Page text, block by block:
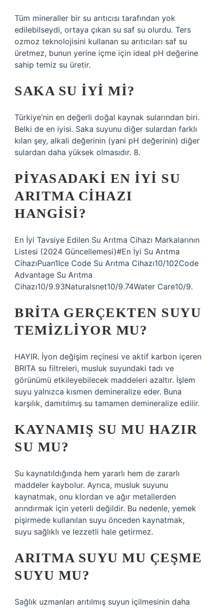
Tüm mineraller bir su arıtıcısı tarafından yok
edilebilseydi, ortaya çıkan su saf su olurdu. Ters
ozmoz teknolojisini kullanan su arıtıcıları saf su
üretmez, bunun yerine içme için ideal pH değerine
sahip temiz su üretir.
SAKA SU IYI MI?
Türkiye’nin en değerli doğal kaynak sularından biri.
Belki de en iyisi. Saka suyunu diğer sulardan farklı
kılan şey, alkali değerinin (yani pH değerinin) diğer
sulardan daha yüksek olmasıdır. 8.
PIYASADAKI EN IYI SU
ARITMA CIHAZI
HANGISI?
En İyi Tavsiye Edilen Su Arıtma Cihazı Markalarının
Listesi (2024 Güncellemesi)#En İyi Su Arıtma
CihazıPuan1Ice Code Su Arıtma Cihazı10/102Code
Advantage Su Arıtma
Cihazı10/9.93Naturalsnet10/9.74Water Care10/9.
BRITA GERÇEKTEN SUYU
TEMIZLIYOR MU?
HAYIR. İyon değişim reçinesi ve aktif karbon içeren
BRITA su filtreleri, musluk suyundaki tadı ve
görünümü etkileyebilecek maddeleri azaltır. İşlem
suyu yalnızca kısmen demineralize eder. Buna
karşılık, damıtılmış su tamamen demineralize edilir.
KAYNAMIŞ SU MU HAZIR
SU MU?
Su kaynatıldığında hem yararlı hem de zararlı
maddeler kaybolur. Ayrıca, musluk suyunu
kaynatmak, onu klordan ve ağır metallerden
arındırmak için yeterli değildir. Bu nedenle, yemek
pişirmede kullanılan suyu önceden kaynatmak,
suyu sağlıklı ve lezzetli hale getirmez.
ARITMA SUYU MU ÇEŞME
SUYU MU?
Sağlık uzmanları arıtılmış suyun içilmesinin daha